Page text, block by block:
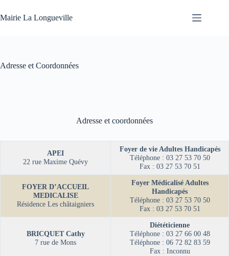
Mairie La Longueville
Adresse et Coordonnées
Adresse et coordonnées
APEI
22 rue Maxime Quévy
Foyer de vie Adultes Handicapés
Téléphone : 03 27 53 70 50
Fax : 03 27 53 70 51
FOYER D’ACCUEIL
MEDICALISE
Résidence Les châtaigniers
Foyer Médicalisé Adultes
Handicapés
Téléphone : 03 27 53 70 50
Fax : 03 27 53 70 51
BRICQUET Cathy
7 rue de Mons
Diététicienne
Téléphone : 03 27 66 00 48
Téléphone : 06 72 82 83 59
Fax : Inconnu